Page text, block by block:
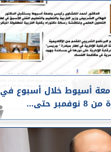
أسيوط خلال أسبوع في
حتى...